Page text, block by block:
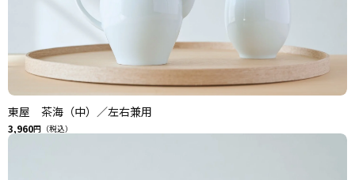
東屋 茶海（中）／左右兼用
3,960円（税込）